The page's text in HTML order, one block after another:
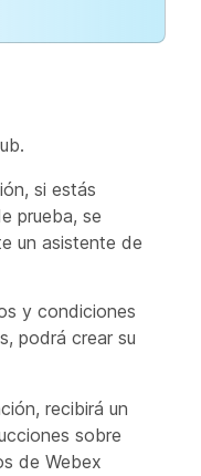
si estás
prueba, se
un asistente de
y condiciones
podrá crear su
recibirá un
sobre
de Webex